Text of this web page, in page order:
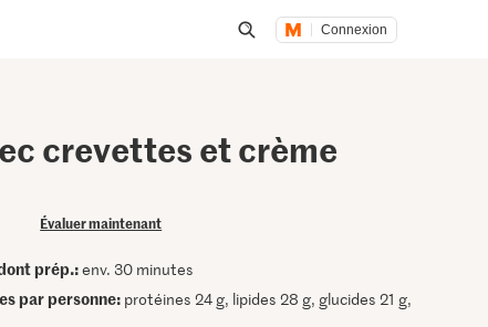
Connexion
crevettes et crème
Évaluer maintenant
prép.:env. 30 minutes
par personne: protéines 24 g, lipides 28 g, glucides 21 g,